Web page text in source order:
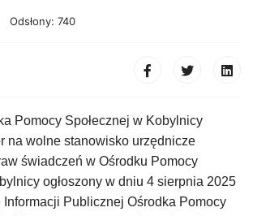
Odsłony: 740
Pomocy Społecznej w Kobylnicy
na wolne stanowisko urzędnicze
świadczeń w Ośrodku Pomocy
ogłoszony w dniu 4 sierpnia 2025
Publicznej Ośrodka Pomocy